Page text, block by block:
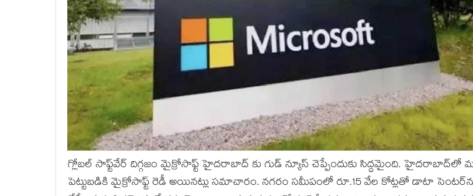
గ్లోబల్‌ సాఫ్ట్‌వేర్‌ దిగ్గజం మైక్రోసాఫ్ట్ హైద‌రాబాద్ కు గుడ్ న్యూస్ చెప్పేందుకు సిద్ధ‌మైంది.
పెట్టుబడికి మైక్రోసాఫ్ట్ రెడీ అయిన‌ట్లు సమాచారం. నగరం సమీపంలో రూ.15 వేల కోట్లతో డాటా